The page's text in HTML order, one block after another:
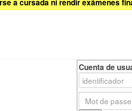
a cursada ni rendir exámenes
Cuenta de